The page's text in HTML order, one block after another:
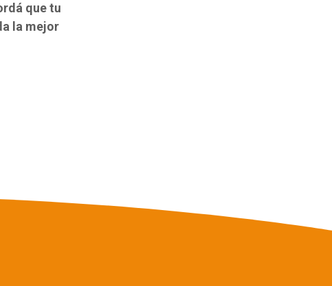
que tu
la mejor